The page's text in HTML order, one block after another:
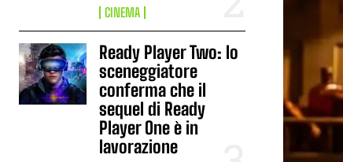
CINEMA
Ready Player Two: lo
sceneggiatore
conferma che il
sequel di Ready
Player One è in
lavorazione